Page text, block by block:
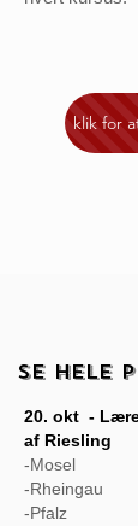
klik for
Se hele
20. okt -
af Riesling
-Mosel
-Rheingau
-Pfalz